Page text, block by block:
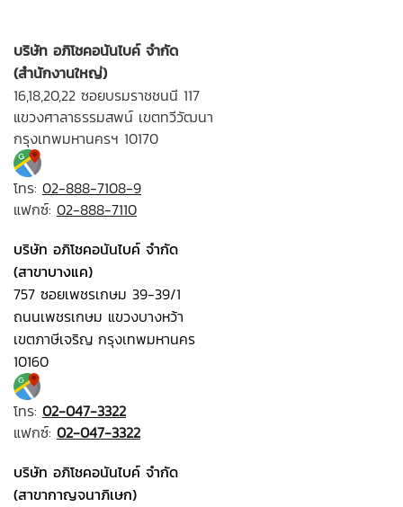
บริษัท อภิโชคอนันไบค์ จำกัด
(สำนักงานใหญ่)
16,18,20,22 ซอยบรมราชชนนี 117
แขวงศาลาธรรมสพน์ เขตทวีวัฒนา
กรุงเทพมหานครฯ 10170
โทร: 02-888-7108-9
แฟกซ์: 02-888-7110
บริษัท อภิโชคอนันไบค์ จำกัด
(สาขาบางแค)
757 ซอยเพชรเกษม 39-39/1
ถนนเพชรเกษม แขวงบางหว้า
เขตภาษีเจริญ กรุงเทพมหานคร
10160
โทร: 02-047-3322
แฟกซ์: 02-047-3322
บริษัท อภิโชคอนันไบค์ จำกัด
(สาขากาญจนาภิเษก)